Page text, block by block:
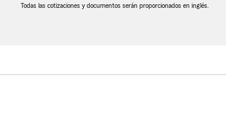
de
de
Todas las cotizaciones y documentos serán proporcionados en inglés.